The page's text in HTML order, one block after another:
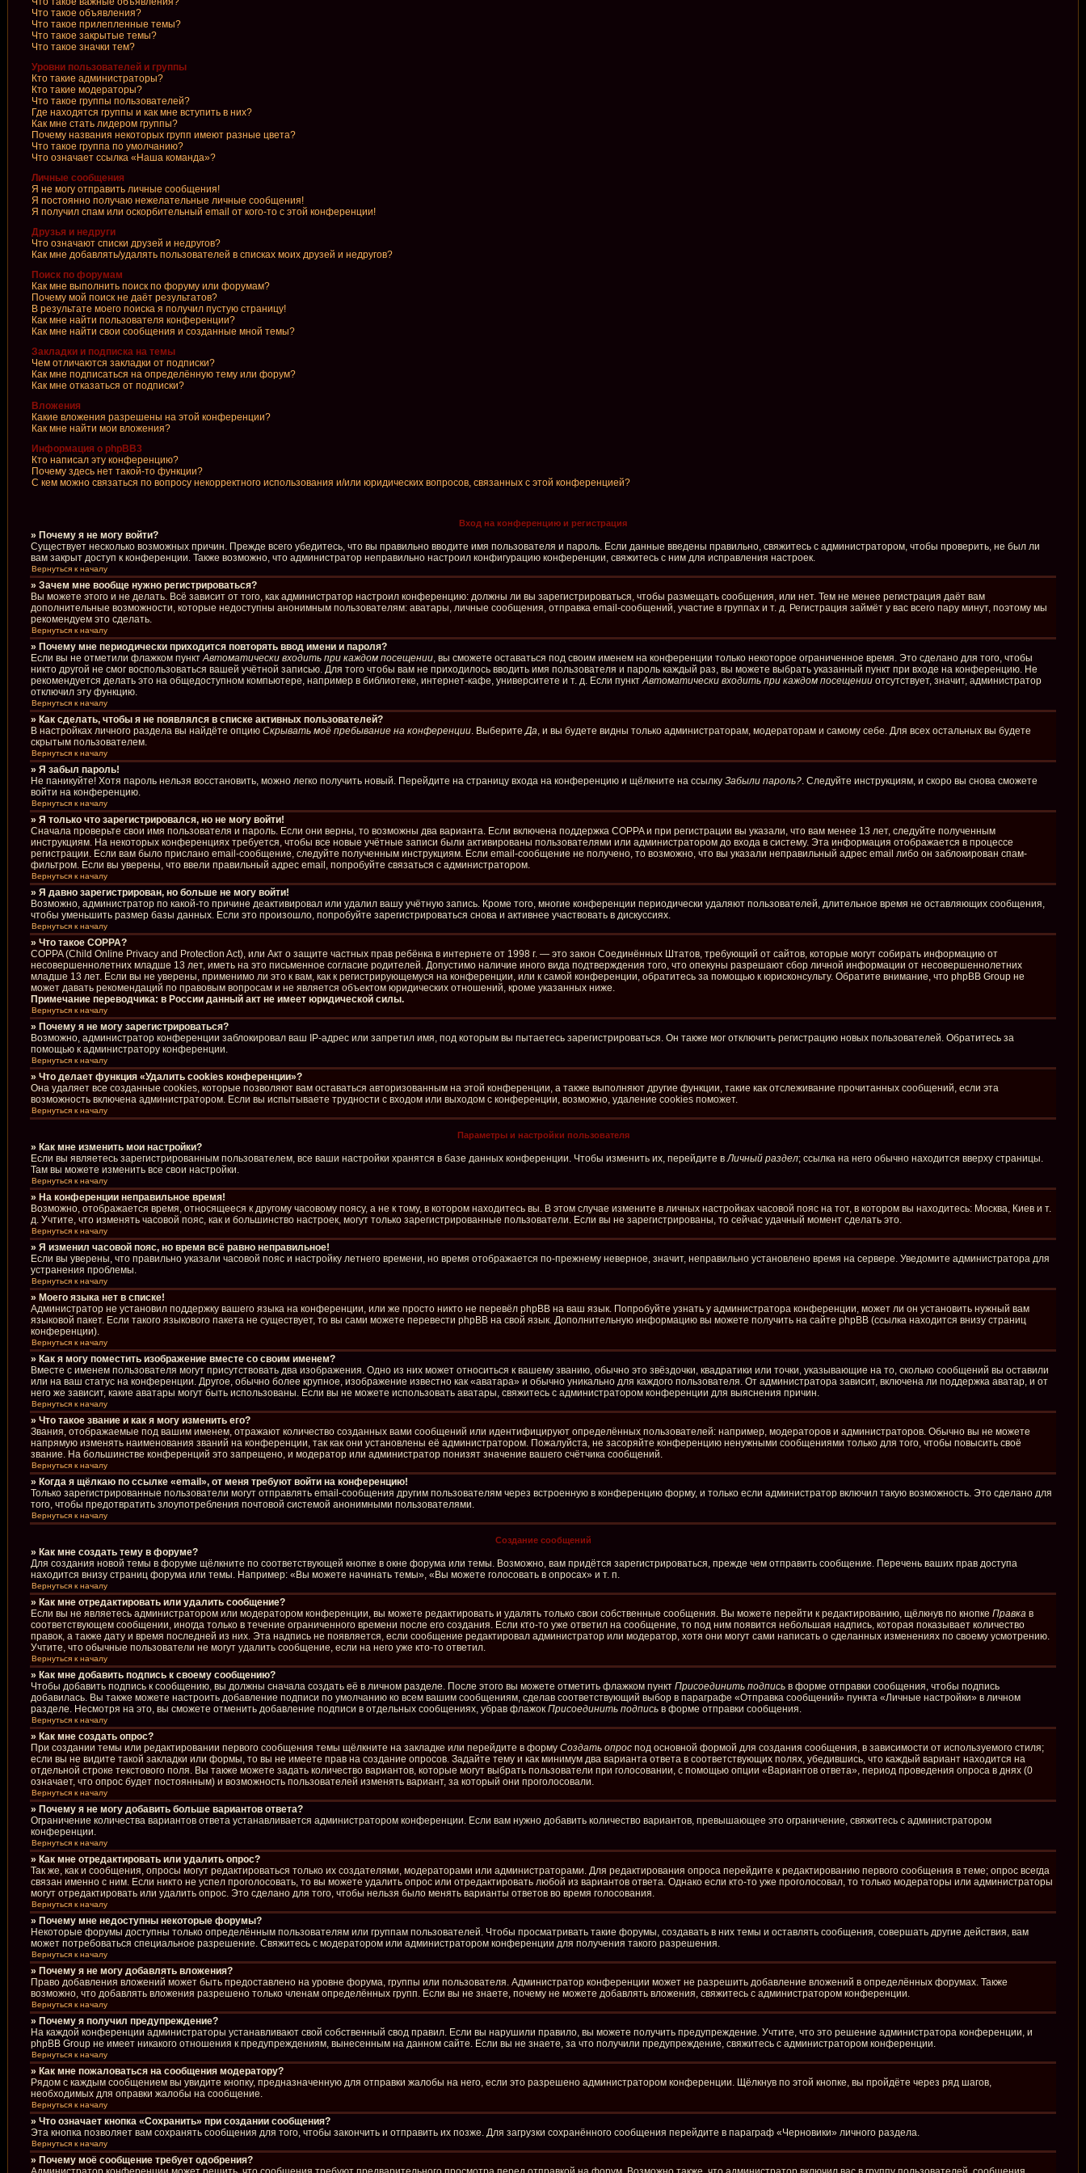
Что такое объявления?
Что такое прилепленные темы?
Что такое закрытые темы?
Что такое значки тем?
Уровни пользователей и группы
Кто такие администраторы?
Кто такие модераторы?
Что такое группы пользователей?
Где находятся группы и как мне вступить в них?
Как мне стать лидером группы?
Почему названия некоторых групп имеют разные цвета?
Что такое группа по умолчанию?
Что означает ссылка «Наша команда»?
Личные сообщения
Я не могу отправить личные сообщения!
Я постоянно получаю нежелательные личные сообщения!
Я получил спам или оскорбительный email от кого-то с этой конференции!
Друзья и недруги
Что означают списки друзей и недругов?
Как мне добавлять/удалять пользователей в списках моих друзей и недругов?
Поиск по форумам
Как мне выполнить поиск по форуму или форумам?
Почему мой поиск не даёт результатов?
В результате моего поиска я получил пустую страницу!
Как мне найти пользователя конференции?
Как мне найти свои сообщения и созданные мной темы?
Закладки и подписка на темы
Чем отличаются закладки от подписки?
Как мне подписаться на определённую тему или форум?
Как мне отказаться от подписки?
Вложения
Какие вложения разрешены на этой конференции?
Как мне найти мои вложения?
Информация о phpBB3
Кто написал эту конференцию?
Почему здесь нет такой-то функции?
С кем можно связаться по вопросу некорректного использования и/или юридических вопросов, связанных с этой конференцией?
Вход на конференцию и регистрация
» Почему я не могу войти?
Существует несколько возможных причин. Прежде всего убедитесь, что вы правильно вводите имя пользователя и пароль. Если данные введены правильно, свяжитесь с администратором, чтобы проверить, не был ли
вам закрыт доступ к конференции. Также возможно, что администратор неправильно настроил конфигурацию конференции, свяжитесь с ним для исправления настроек.
Вернуться к началу
» Зачем мне вообще нужно регистрироваться?
Вы можете этого и не делать. Всё зависит от того, как администратор настроил конференцию: должны ли вы зарегистрироваться, чтобы размещать сообщения, или нет. Тем не менее регистрация даёт вам
дополнительные возможности, которые недоступны анонимным пользователям: аватары, личные сообщения, отправка email-сообщений, участие в группах и т. д. Регистрация займёт у вас всего пару минут, поэтому мы
рекомендуем это сделать.
Вернуться к началу
» Почему мне периодически приходится повторять ввод имени и пароля?
Если вы не отметили флажком пунктАвтоматически входить при каждом посещении, вы сможете оставаться под своим именем на конференции только некоторое ограниченное время. Это сделано для того, чтобы
никто другой не смог воспользоваться вашей учётной записью. Для того чтобы вам не приходилось вводить имя пользователя и пароль каждый раз, вы можете выбрать указанный пункт при входе на конференцию. Не
рекомендуется делать это на общедоступном компьютере, например в библиотеке, интернет-кафе, университете и т. д. Если пунктАвтоматически входить при каждом посещении отсутствует, значит, администратор
отключил эту функцию.
Вернуться к началу
» Как сделать, чтобы я не появлялся в списке активных пользователей?
В настройках личного раздела вы найдёте опцию Скрывать моё пребывание на конференции. ВыберитеДа, и вы будете видны только администраторам, модераторам и самому себе. Для всех остальных вы будете
скрытым пользователем.
Вернуться к началу
» Я забыл пароль!
Не паникуйте! Хотя пароль нельзя восстановить, можно легко получить новый. Перейдите на страницу входа на конференцию и щёлкните на ссылку Забыли пароль?. Следуйте инструкциям, и скоро вы снова сможете
войти на конференцию.
Вернуться к началу
» Я только что зарегистрировался, но не могу войти!
Сначала проверьте свои имя пользователя и пароль. Если они верны, то возможны два варианта. Если включена поддержка COPPA и при регистрации вы указали, что вам менее 13 лет, следуйте полученным
инструкциям. На некоторых конференциях требуется, чтобы все новые учётные записи были активированы пользователями или администратором до входа в систему. Эта информация отображается в процессе
регистрации. Если вам было прислано email-сообщение, следуйте полученным инструкциям. Если email-сообщение не получено, то возможно, что вы указали неправильный адрес email либо он заблокирован спам-
фильтром. Если вы уверены, что ввели правильный адрес email, попробуйте связаться с администратором.
Вернуться к началу
» Я давно зарегистрирован, но больше не могу войти!
Возможно, администратор по какой-то причине деактивировал или удалил вашу учётную запись. Кроме того, многие конференции периодически удаляют пользователей, длительное время не оставляющих сообщения,
чтобы уменьшить размер базы данных. Если это произошло, попробуйте зарегистрироваться снова и активнее участвовать в дискуссиях.
Вернуться к началу
» Что такое COPPA?
COPPA (Child Online Privacy and Protection Act), или Акт о защите частных прав ребёнка в интернете от 1998 г. — это закон Соединённых Штатов, требующий от сайтов, которые могут собирать информацию от
несовершеннолетних младше 13 лет, иметь на это письменное согласие родителей. Допустимо наличие иного вида подтверждения того, что опекуны разрешают сбор личной информации от несовершеннолетних
младше 13 лет. Если вы не уверены, применимо ли это к вам, как к регистрирующемуся на конференции, или к самой конференции, обратитесь за помощью к юрисконсульту. Обратите внимание, что phpBB Group не
может давать рекомендаций по правовым вопросам и не является объектом юридических отношений, кроме указанных ниже.
Примечание переводчика: в России данный акт не имеет юридической силы.
Вернуться к началу
» Почему я не могу зарегистрироваться?
Возможно, администратор конференции заблокировал ваш IP-адрес или запретил имя, под которым вы пытаетесь зарегистрироваться. Он также мог отключить регистрацию новых пользователей. Обратитесь за
помощью к администратору конференции.
Вернуться к началу
» Что делает функция «Удалить cookies конференции»?
Она удаляет все созданные cookies, которые позволяют вам оставаться авторизованным на этой конференции, а также выполняют другие функции, такие как отслеживание прочитанных сообщений, если эта
возможность включена администратором. Если вы испытываете трудности с входом или выходом с конференции, возможно, удаление cookies поможет.
Вернуться к началу
Параметры и настройки пользователя
» Как мне изменить мои настройки?
Если вы являетесь зарегистрированным пользователем, все ваши настройки хранятся в базе данных конференции. Чтобы изменить их, перейдите вЛичный раздел; ссылка на него обычно находится вверху страницы.
Там вы можете изменить все свои настройки.
Вернуться к началу
» На конференции неправильное время!
Возможно, отображается время, относящееся к другому часовому поясу, а не к тому, в котором находитесь вы. В этом случае измените в личных настройках часовой пояс на тот, в котором вы находитесь: Москва, Киев и т.
д. Учтите, что изменять часовой пояс, как и большинство настроек, могут только зарегистрированные пользователи. Если вы не зарегистрированы, то сейчас удачный момент сделать это.
Вернуться к началу
» Я изменил часовой пояс, но время всё равно неправильное!
Если вы уверены, что правильно указали часовой пояс и настройку летнего времени, но время отображается по-прежнему неверное, значит, неправильно установлено время на сервере. Уведомите администратора для
устранения проблемы.
Вернуться к началу
» Моего языка нет в списке!
Администратор не установил поддержку вашего языка на конференции, или же просто никто не перевёл phpBB на ваш язык. Попробуйте узнать у администратора конференции, может ли он установить нужный вам
языковой пакет. Если такого языкового пакета не существует, то вы сами можете перевести phpBB на свой язык. Дополнительную информацию вы можете получить на сайте phpBB (ссылка находится внизу страниц
конференции).
Вернуться к началу
» Как я могу поместить изображение вместе со своим именем?
Вместе с именем пользователя могут присутствовать два изображения. Одно из них может относиться к вашему званию, обычно это звёздочки, квадратики или точки, указывающие на то, сколько сообщений вы оставили
или на ваш статус на конференции. Другое, обычно более крупное, изображение известно как «аватара» и обычно уникально для каждого пользователя. От администратора зависит, включена ли поддержка аватар, и от
него же зависит, какие аватары могут быть использованы. Если вы не можете использовать аватары, свяжитесь с администратором конференции для выяснения причин.
Вернуться к началу
» Что такое звание и как я могу изменить его?
Звания, отображаемые под вашим именем, отражают количество созданных вами сообщений или идентифицируют определённых пользователей: например, модераторов и администраторов. Обычно вы не можете
напрямую изменять наименования званий на конференции, так как они установлены её администратором. Пожалуйста, не засоряйте конференцию ненужными сообщениями только для того, чтобы повысить своё
звание. На большинстве конференций это запрещено, и модератор или администратор понизят значение вашего счётчика сообщений.
Вернуться к началу
» Когда я щёлкаю по ссылке «email», от меня требуют войти на конференцию!
Только зарегистрированные пользователи могут отправлять email-сообщения другим пользователям через встроенную в конференцию форму, и только если администратор включил такую возможность. Это сделано для
того, чтобы предотвратить злоупотребления почтовой системой анонимными пользователями.
Вернуться к началу
Создание сообщений
» Как мне создать тему в форуме?
Для создания новой темы в форуме щёлкните по соответствующей кнопке в окне форума или темы. Возможно, вам придётся зарегистрироваться, прежде чем отправить сообщение. Перечень ваших прав доступа
находится внизу страниц форума или темы. Например: «Вы можете начинать темы», «Вы можете голосовать в опросах» и т. п.
Вернуться к началу
» Как мне отредактировать или удалить сообщение?
Если вы не являетесь администратором или модератором конференции, вы можете редактировать и удалять только свои собственные сообщения. Вы можете перейти к редактированию, щёлкнув по кнопке Правка в
соответствующем сообщении, иногда только в течение ограниченного времени после его создания. Если кто-то уже ответил на сообщение, то под ним появится небольшая надпись, которая показывает количество
правок, а также дату и время последней из них. Эта надпись не появляется, если сообщение редактировал администратор или модератор, хотя они могут сами написать о сделанных изменениях по своему усмотрению.
Учтите, что обычные пользователи не могут удалить сообщение, если на него уже кто-то ответил.
Вернуться к началу
» Как мне добавить подпись к своему сообщению?
Чтобы добавить подпись к сообщению, вы должны сначала создать её в личном разделе. После этого вы можете отметить флажком пункт Присоединить подпись в форме отправки сообщения, чтобы подпись
добавилась. Вы также можете настроить добавление подписи по умолчанию ко всем вашим сообщениям, сделав соответствующий выбор в параграфе «Отправка сообщений» пункта «Личные настройки» в личном
разделе. Несмотря на это, вы сможете отменить добавление подписи в отдельных сообщениях, убрав флажок Присоединить подпись в форме отправки сообщения.
Вернуться к началу
» Как мне создать опрос?
При создании темы или редактировании первого сообщения темы щёлкните на закладке или перейдите в форму Создать опрос под основной формой для создания сообщения, в зависимости от используемого стиля;
если вы не видите такой закладки или формы, то вы не имеете прав на создание опросов. Задайте тему и как минимум два варианта ответа в соответствующих полях, убедившись, что каждый вариант находится на
отдельной строке текстового поля. Вы также можете задать количество вариантов, которые могут выбрать пользователи при голосовании, с помощью опции «Вариантов ответа», период проведения опроса в днях (0
означает, что опрос будет постоянным) и возможность пользователей изменять вариант, за который они проголосовали.
Вернуться к началу
» Почему я не могу добавить больше вариантов ответа?
Ограничение количества вариантов ответа устанавливается администратором конференции. Если вам нужно добавить количество вариантов, превышающее это ограничение, свяжитесь с администратором
конференции.
Вернуться к началу
» Как мне отредактировать или удалить опрос?
Так же, как и сообщения, опросы могут редактироваться только их создателями, модераторами или администраторами. Для редактирования опроса перейдите к редактированию первого сообщения в теме; опрос всегда
связан именно с ним. Если никто не успел проголосовать, то вы можете удалить опрос или отредактировать любой из вариантов ответа. Однако если кто-то уже проголосовал, то только модераторы или администраторы
могут отредактировать или удалить опрос. Это сделано для того, чтобы нельзя было менять варианты ответов во время голосования.
Вернуться к началу
» Почему мне недоступны некоторые форумы?
Некоторые форумы доступны только определённым пользователям или группам пользователей. Чтобы просматривать такие форумы, создавать в них темы и оставлять сообщения, совершать другие действия, вам
может потребоваться специальное разрешение. Свяжитесь с модератором или администратором конференции для получения такого разрешения.
Вернуться к началу
» Почему я не могу добавлять вложения?
Право добавления вложений может быть предоставлено на уровне форума, группы или пользователя. Администратор конференции может не разрешить добавление вложений в определённых форумах. Также
возможно, что добавлять вложения разрешено только членам определённых групп. Если вы не знаете, почему не можете добавлять вложения, свяжитесь с администратором конференции.
Вернуться к началу
» Почему я получил предупреждение?
На каждой конференции администраторы устанавливают свой собственный свод правил. Если вы нарушили правило, вы можете получить предупреждение. Учтите, что это решение администратора конференции, и
phpBB Group не имеет никакого отношения к предупреждениям, вынесенным на данном сайте. Если вы не знаете, за что получили предупреждение, свяжитесь с администратором конференции.
Вернуться к началу
» Как мне пожаловаться на сообщения модератору?
Рядом с каждым сообщением вы увидите кнопку, предназначенную для отправки жалобы на него, если это разрешено администратором конференции. Щёлкнув по этой кнопке, вы пройдёте через ряд шагов,
необходимых для оправки жалобы на сообщение.
Вернуться к началу
» Что означает кнопка «Сохранить» при создании сообщения?
Эта кнопка позволяет вам сохранять сообщения для того, чтобы закончить и отправить их позже. Для загрузки сохранённого сообщения перейдите в параграф «Черновики» личного раздела.
Вернуться к началу
» Почему моё сообщение требует одобрения?